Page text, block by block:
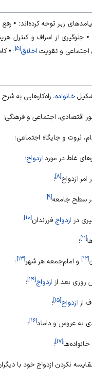
زیر توجه کرده‌اند: •
جلوگیری از اسراف و کنترل
و تقویت اخلاق[۵]؛ •
خانواده، راه‌کارهایی به شرح
ازدواج؛
[۸]؛
[۹]؛
ازدواج فرزندان[۱۰]؛
[۱۱]؛
[۱۲] و امام‌جمعه هر شهر [۱۳]؛
ازدواج[۱۴]؛
ازدواج[۱۵]؛
[۱۶]؛
[۱۷]؛